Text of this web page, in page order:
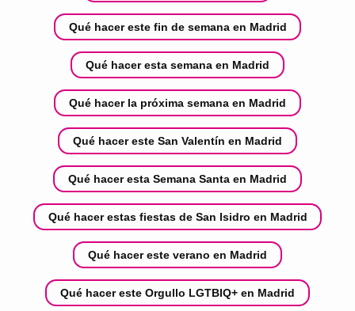
Qué hacer este fin de semana en Madrid
Qué hacer esta semana en Madrid
Qué hacer la próxima semana en Madrid
Qué hacer este San Valentín en Madrid
Qué hacer esta Semana Santa en Madrid
Qué hacer estas fiestas de San Isidro en Madrid
Qué hacer este verano en Madrid
Qué hacer este Orgullo LGTBIQ+ en Madrid